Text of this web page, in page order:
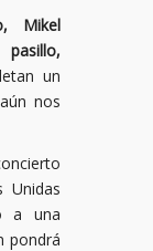
Mikel
pasillo,
un
nos
Unidas
a una
pondrá